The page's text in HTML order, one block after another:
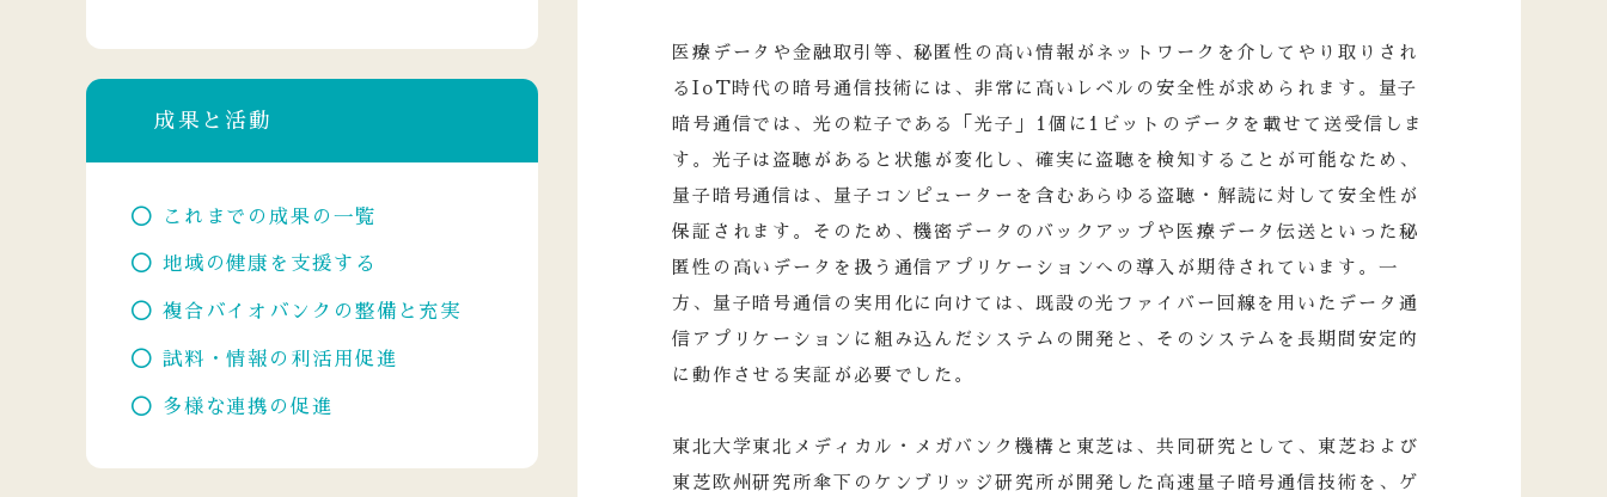
医療データや金融取引等、秘匿性の高い情報がネットワークを介してやり取りされ
るIoT時代の暗号通信技術には、非常に高いレベルの安全性が求められます。量子
暗号通信では、光の粒子である「光子」1個に1ビットのデータを載せて送受信しま
す。光子は盗聴があると状態が変化し、確実に盗聴を検知することが可能なため、
量子暗号通信は、量子コンピューターを含むあらゆる盗聴・解読に対して安全性が
保証されます。そのため、機密データのバックアップや医療データ伝送といった秘
匿性の高いデータを扱う通信アプリケーションへの導入が期待されています。一
方、量子暗号通信の実用化に向けては、既設の光ファイバー回線を用いたデータ通
信アプリケーションに組み込んだシステムの開発と、そのシステムを長期間安定的
に動作させる実証が必要でした。
東北大学東北メディカル・メガバンク機構と東芝は、共同研究として、東芝および
東芝欧州研究所傘下のケンブリッジ研究所が開発した高速量子暗号通信技術を、ゲ
成果と活動
これまでの成果の一覧
地域の健康を支援する
複合バイオバンクの整備と充実
試料・情報の利活用促進
多様な連携の促進